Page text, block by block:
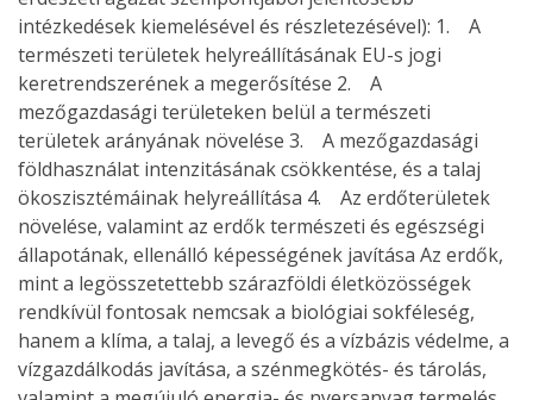
intézkedések kiemelésével és részletezésével): 1. A
természeti területek helyreállításának EU-s jogi
keretrendszerének a megerősítése 2. A
mezőgazdasági területeken belül a természeti
területek arányának növelése 3. A mezőgazdasági
földhasználat intenzitásának csökkentése, és a talaj
ökoszisztémáinak helyreállítása 4. Az erdőterületek
növelése, valamint az erdők természeti és egészségi
állapotának, ellenálló képességének javítása Az erdők,
mint a legösszetettebb szárazföldi életközösségek
rendkívül fontosak nemcsak a biológiai sokféleség,
hanem a klíma, a talaj, a levegő és a vízbázis védelme, a
vízgazdálkodás javítása, a szénmegkötés- és tárolás,